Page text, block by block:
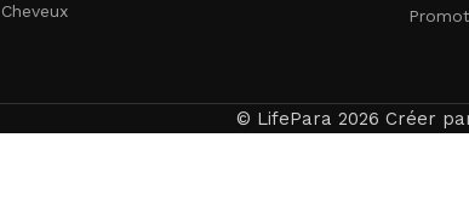
Cheveux
© LifePara 2026 Créer